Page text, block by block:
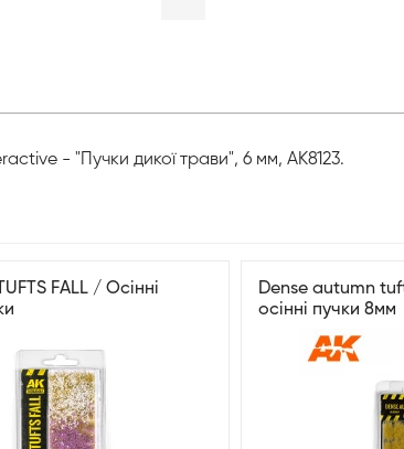
- "Пучки дикої трави", 6 мм, AK8123.
FALL / Осінні
Dense autumn
осінні пучки 8мм